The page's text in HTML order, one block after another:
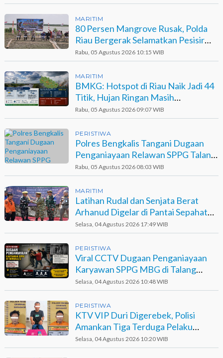
MARITIM
80 Persen Mangrove Rusak, Polda
Riau Bergerak Selamatkan Pesisir
Sinaboi
Rabu, 05 Agustus 2026 10:15 WIB
MARITIM
BMKG: Hotspot di Riau Naik Jadi 44
Titik, Hujan Ringan Masih
Berpotensi Terjadi
Rabu, 05 Agustus 2026 09:07 WIB
PERISTIWA
Polres Bengkalis Tangani Dugaan
Penganiayaan Relawan SPPG Talang
Muandau
Rabu, 05 Agustus 2026 08:03 WIB
MARITIM
Latihan Rudal dan Senjata Berat
Arhanud Digelar di Pantai Sepahat
Bengkalis
Selasa, 04 Agustus 2026 17:49 WIB
PERISTIWA
Viral CCTV Dugaan Penganiayaan
Karyawan SPPG MBG di Talang
Muandau
Selasa, 04 Agustus 2026 10:48 WIB
PERISTIWA
KTV VIP Duri Digerebek, Polisi
Amankan Tiga Terduga Pelaku
Narkotika
Selasa, 04 Agustus 2026 10:20 WIB